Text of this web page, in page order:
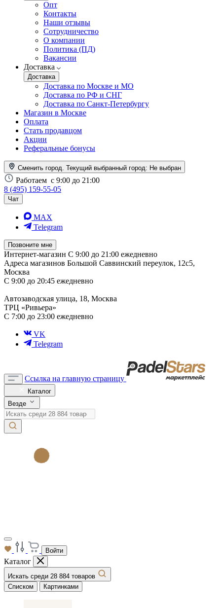
Опт
Контакты
Наши отзывы
Сотрудничество
О компании
Политика (ПД)
Вакансии
Доставка
Доставка
Доставка по Москве и МО
Доставка по РФ и СНГ
Доставка по Санкт-Петербургу
Магазин в Москве
Оплата
Стать продавцом
Акции
Реферальные бонусы
Сменить город. Текущий выбранный город: Не выбран
Работаем с 9:00 до 21:00
8 (495) 159-55-05
Чат
MAX
Telegram
Позвоните мне
Интернет-магазин С 9:00 до 21:00 ежедневно
Адреса магазинов Большой Саввинский переулок, 12с5,
Москва
С 9:00 до 20:45 ежедневно
Автозаводская улица, 18, Москва
ТРЦ «Ривьера»
С 7:00 до 23:00 ежедневно
VK
Telegram
Ссылка на главную страницу
Каталог
Везде
Войти
Каталог
Искать среди 28 884 товаров
Списком
Картинками